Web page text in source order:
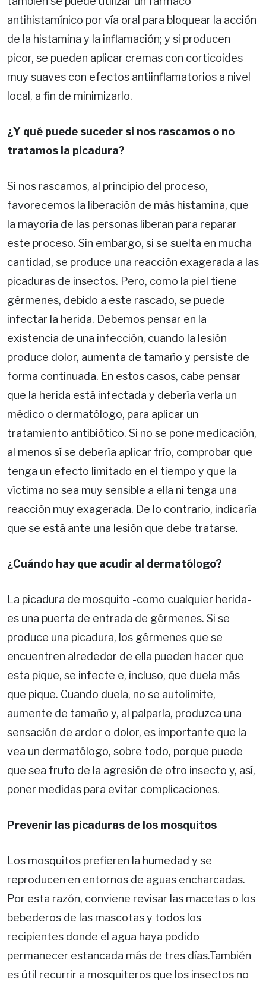
antihistamínico por vía oral para bloquear la acción
de la histamina y la inflamación; y si producen
picor, se pueden aplicar cremas con corticoides
muy suaves con efectos antiinflamatorios a nivel
local, a fin de minimizarlo.
¿Y qué puede suceder si nos rascamos o no
tratamos la picadura?
Si nos rascamos, al principio del proceso,
favorecemos la liberación de más histamina, que
la mayoría de las personas liberan para reparar
este proceso. Sin embargo, si se suelta en mucha
cantidad, se produce una reacción exagerada a las
picaduras de insectos. Pero, como la piel tiene
gérmenes, debido a este rascado, se puede
infectar la herida. Debemos pensar en la
existencia de una infección, cuando la lesión
produce dolor, aumenta de tamaño y persiste de
forma continuada. En estos casos, cabe pensar
que la herida está infectada y debería verla un
médico o dermatólogo, para aplicar un
tratamiento antibiótico. Si no se pone medicación,
al menos sí se debería aplicar frío, comprobar que
tenga un efecto limitado en el tiempo y que la
víctima no sea muy sensible a ella ni tenga una
reacción muy exagerada. De lo contrario, indicaría
que se está ante una lesión que debe tratarse.
¿Cuándo hay que acudir al dermatólogo?
La picadura de mosquito -como cualquier herida-
es una puerta de entrada de gérmenes. Si se
produce una picadura, los gérmenes que se
encuentren alrededor de ella pueden hacer que
esta pique, se infecte e, incluso, que duela más
que pique. Cuando duela, no se autolimite,
aumente de tamaño y, al palparla, produzca una
sensación de ardor o dolor, es importante que la
vea un dermatólogo, sobre todo, porque puede
que sea fruto de la agresión de otro insecto y, así,
poner medidas para evitar complicaciones.
Prevenir las picaduras de los mosquitos
Los mosquitos prefieren la humedad y se
reproducen en entornos de aguas encharcadas.
Por esta razón, conviene revisar las macetas o los
bebederos de las mascotas y todos los
recipientes donde el agua haya podido
permanecer estancada más de tres días.También
es útil recurrir a mosquiteros que los insectos no